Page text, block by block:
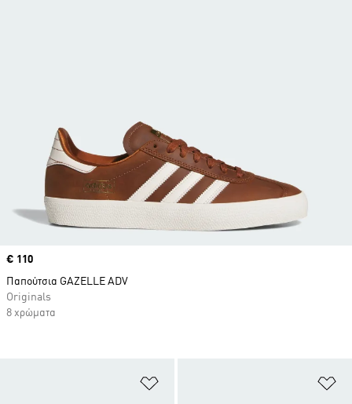
Προσθήκη στη Λίστα Επιθυμιών
Price
€ 110
Παπούτσια GAZELLE ADV
Originals
8 χρώματα